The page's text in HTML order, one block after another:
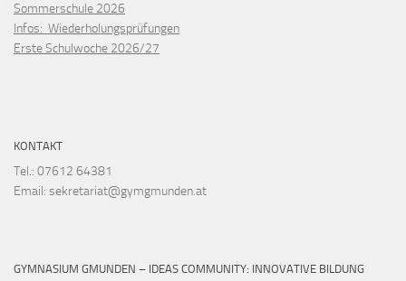
Sommerschule 2026
Infos: Wiederholungsprüfungen
Erste Schulwoche 2026/27
KONTAKT
Tel.: 07612 64381
Email: sekretariat@gymgmunden.at
GYMNASIUM GMUNDEN – IDEAS COMMUNITY: INNOVATIVE BILDUNG